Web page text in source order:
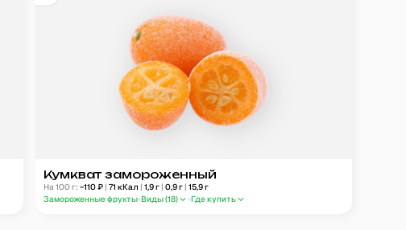
Кумкват замороженный
На 100 г: ~110₽ | 71 кКал | 1,9г | 0,9г | 15,9г
Замороженные фрукты Виды (18) Где купить